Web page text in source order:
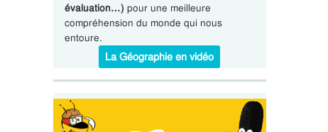
évaluation…) pour une meilleure
compréhension du monde qui nous
entoure.
La Géographie en vidéo